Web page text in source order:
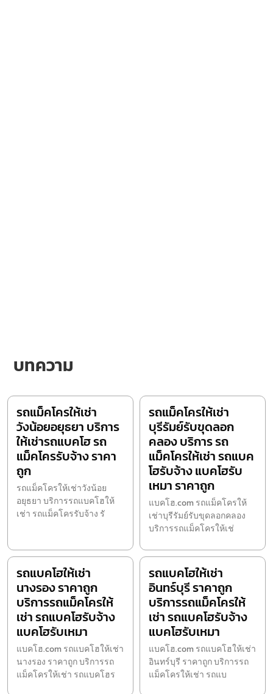
บทความ
รถแม็คโครให้เช่า
วังน้อยอยุธยา บริการ
ให้เช่ารถแบคโฮ รถ
แม็คโครรับจ้าง ราคา
ถูก
รถแม็คโครให้เช่าวังน้อย
อยุธยา บริการรถแบคโฮให้
เช่า รถแม็คโครรับจ้าง รั
รถแม็คโครให้เช่า
บุรีรัมย์รับขุดลอก
คลอง บริการ รถ
แม็คโครให้เช่า รถแบค
โฮรับจ้าง แบคโฮรับ
เหมา ราคาถูก
แบคโฮ.com รถแม็คโครให้
เช่าบุรีรัมย์รับขุดลอกคลอง
บริการรถแม็คโครให้เช่
รถแบคโฮให้เช่า
นางรอง ราคาถูก
บริการรถแม็คโครให้
เช่า รถแบคโฮรับจ้าง
แบคโฮรับเหมา
แบคโฮ.com รถแบคโฮให้เช่า
นางรอง ราคาถูก บริการรถ
แม็คโครให้เช่า รถแบคโฮร
รถแบคโฮให้เช่า
อินทร์บุรี ราคาถูก
บริการรถแม็คโครให้
เช่า รถแบคโฮรับจ้าง
แบคโฮรับเหมา
แบคโฮ.com รถแบคโฮให้เช่า
อินทร์บุรี ราคาถูก บริการรถ
แม็คโครให้เช่า รถแบ